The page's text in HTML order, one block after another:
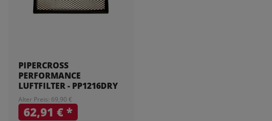
PIPERCROSS
PERFORMANCE
LUFTFILTER - PP1216DRY
Alter Preis: 69,90 €
62,91 €*